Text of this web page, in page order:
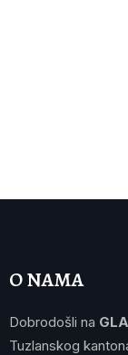
O NAMA
Dobrodošli na
Tuzlanskog